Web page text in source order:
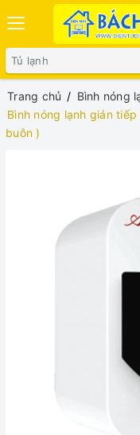
Trang chủ
Bình nóng
Bình nóng lạnh gián
buôn )